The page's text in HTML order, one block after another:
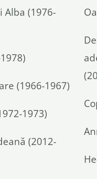
Alba (1976-
(1966-1967)
1973)
(2012-